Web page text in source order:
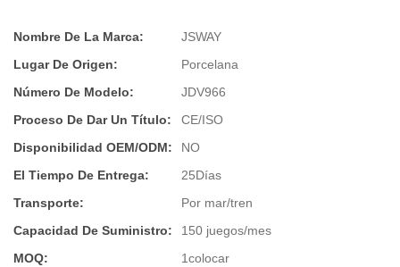
Nombre De La Marca:
JSWAY
Lugar De Origen:
Porcelana
Número De Modelo:
JDV966
Proceso De Dar Un Título:
CE/ISO
Disponibilidad OEM/ODM:
NO
El Tiempo De Entrega:
25Días
Transporte:
Por mar/tren
Capacidad De Suministro:
150 juegos/mes
MOQ:
1colocar